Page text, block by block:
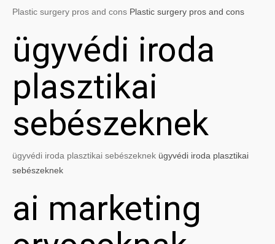
Plastic surgery pros and cons Plastic surgery pros and cons
ügyvédi iroda
plasztikai
sebészeknek
ügyvédi iroda plasztikai sebészeknek ügyvédi iroda plasztikai
sebészeknek
ai marketing